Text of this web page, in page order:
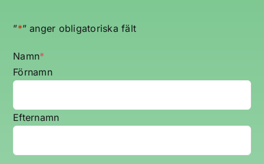
”*” anger obligatoriska fält
Namn*
Förnamn
Efternamn